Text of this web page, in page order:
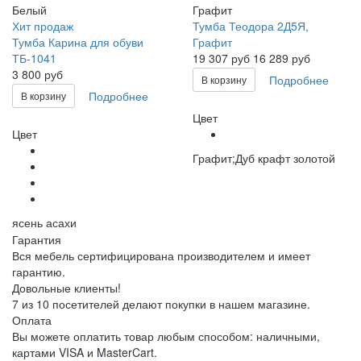
Белый
Графит
Хит продаж
Тумба Карина для обуви
ТБ-1041
3 800 руб
В корзину Подробнее
Цвет
ясень асахи
Тумба Теодора 2Д5Я,
Графит
19 307 руб 16 289 руб
В корзину Подробнее
Цвет
Графит;Дуб крафт золотой
Гарантия
Вся мебель сертифицирована производителем и имеет
гарантию.
Довольные клиенты!
7 из 10 посетителей делают покупки в нашем магазине.
Оплата
Вы можете оплатить товар любым способом: наличными,
картами VISA и MasterCart.